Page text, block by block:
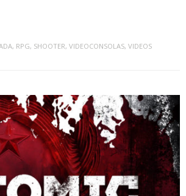
, RPG, SHOOTER, VIDEOCONSOLAS, VIDEOS